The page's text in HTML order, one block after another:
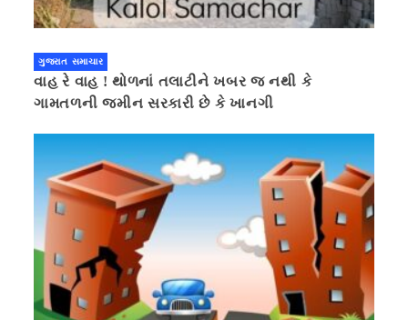
ગુજરાત સમાચાર
વાહ રે વાહ ! થોળનાં તલાટીને ખબર જ નથી કે
ગામતળની જમીન સરકારી છે કે ખાનગી